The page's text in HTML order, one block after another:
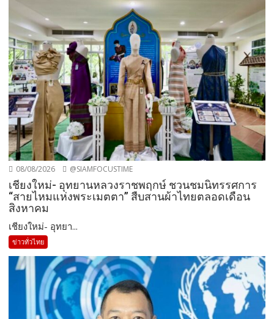
08/08/2026 @SIAMFOCUSTIME
เชียงใหม่- อุทยานหลวงราชพฤกษ์ ชวนชมนิทรรศการ
“สายไหมแห่งพระเมตตา” สืบสานผ้าไทยตลอดเดือน
สิงหาคม
เชียงใหม่- อุทยา...
ข่าวทั่วไทย